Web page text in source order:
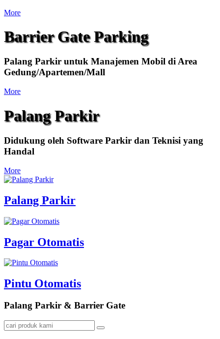
More
Barrier Gate Parking
Palang Parkir untuk Manajemen Mobil di Area
Gedung/Apartemen/Mall
More
Palang Parkir
Didukung oleh Software Parkir dan Teknisi yang
Handal
More
Palang Parkir
Pagar Otomatis
Pintu Otomatis
Palang Parkir & Barrier Gate